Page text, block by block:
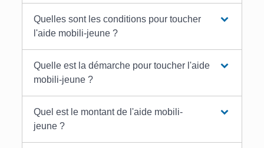
Quelles sont les conditions pour toucher
l'aide mobili-jeune ?
Quelle est la démarche pour toucher l'aide
mobili-jeune ?
Quel est le montant de l'aide mobili-
jeune ?